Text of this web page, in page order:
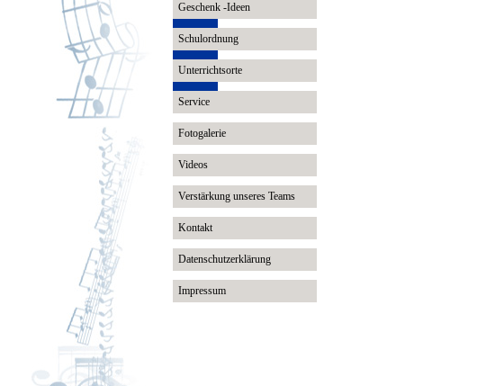
Geschenk -Ideen
Schulordnung
Unterrichtsorte
Service
Fotogalerie
Videos
Verstärkung unseres Teams
Kontakt
Datenschutzerklärung
Impressum